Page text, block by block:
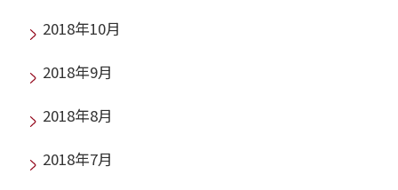
2018年10月
2018年9月
2018年8月
2018年7月